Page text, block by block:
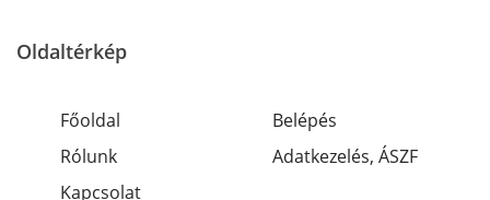
Oldaltérkép
Főoldal
Rólunk
Kapcsolat
Belépés
Adatkezelés, ÁSZF